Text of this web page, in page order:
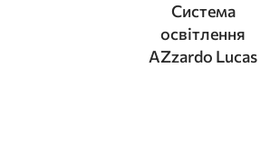
Система
освітлення
AZzardo Lucas